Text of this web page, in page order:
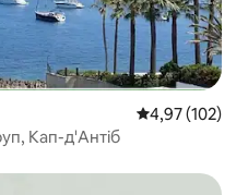
Середня
4,97 (102)
Кап-д'Антіб